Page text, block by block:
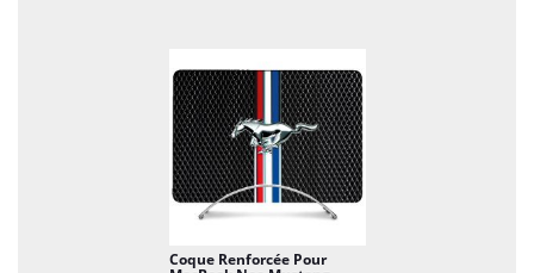
Coque Renforcée Pour